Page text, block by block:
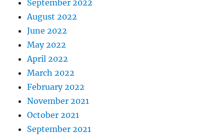
September 2022
August 2022
June 2022
May 2022
April 2022
March 2022
February 2022
November 2021
October 2021
September 2021